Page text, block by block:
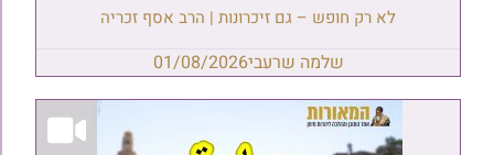
לא רק חופש – גם זיכרונות | הרב אסף זכריה
שלמה שרעבי01/08/2026